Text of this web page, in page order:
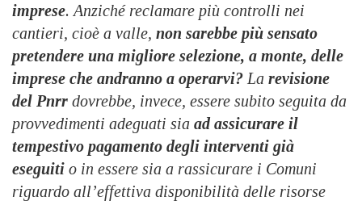
imprese. Anziché reclamare più controlli nei
cantieri, cioè a valle, non sarebbe più sensato
pretendere una migliore selezione, a monte, delle
imprese che andranno a operarvi? La revisione
del Pnrr dovrebbe, invece, essere subito seguita da
provvedimenti adeguati sia ad assicurare il
tempestivo pagamento degli interventi già
eseguiti o in essere sia a rassicurare i Comuni
riguardo all’effettiva disponibilità delle risorse